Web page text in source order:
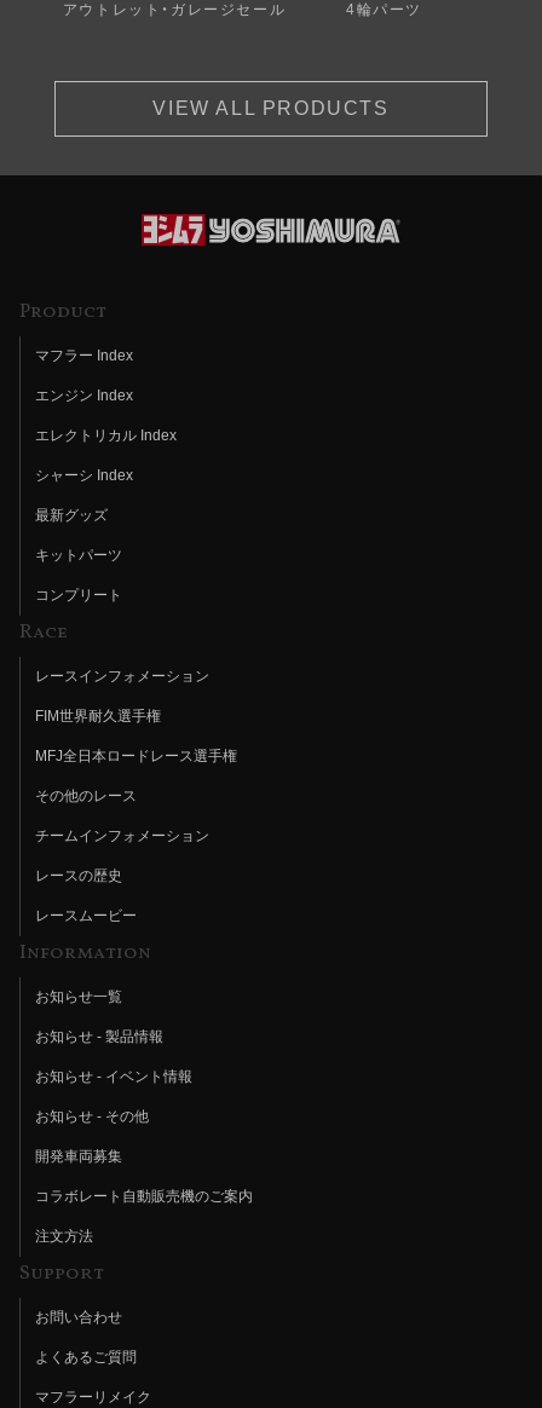
アウトレット・ガレージセール 4輪パーツ
VIEW ALL PRODUCTS
Product
マフラー Index
エンジン Index
エレクトリカル Index
シャーシ Index
最新グッズ
キットパーツ
コンプリート
Race
レースインフォメーション
FIM世界耐久選手権
MFJ全日本ロードレース選手権
その他のレース
チームインフォメーション
レースの歴史
レースムービー
Information
お知らせ一覧
お知らせ - 製品情報
お知らせ - イベント情報
お知らせ - その他
開発車両募集
コラボレート自動販売機のご案内
注文方法
Support
お問い合わせ
よくあるご質問
マフラーリメイク